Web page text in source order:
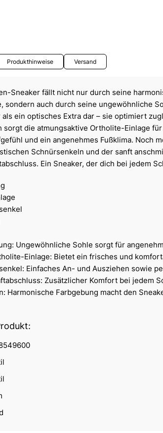
Produkthinweise Versand
Sneaker fällt nicht nur durch seine
sondern auch durch seine ungewöhnliche
ein optisches Extra dar – sie optimiert
sorgt die atmungsaktive Ortholite-Einlage
und ein angenehmes Fußklima. Noch
Schnürsenkeln und der sanft
Ein Sneaker, der dich bei jedem
Ungewöhnliche Sohle sorgt für
Einlage: Bietet ein frisches und
Einfaches An- und Ausziehen sowie
Zusätzlicher Komfort bei jedem
Harmonische Farbgebung macht den